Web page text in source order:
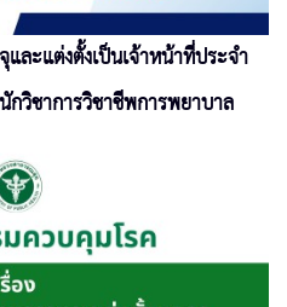
ละแต่งตั้งเป็นเจ้าหน้าที่ประจำ
วิชาการวิชาชีพการพยาบาล